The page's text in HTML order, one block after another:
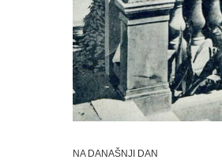
NA DANAŠNJI DAN